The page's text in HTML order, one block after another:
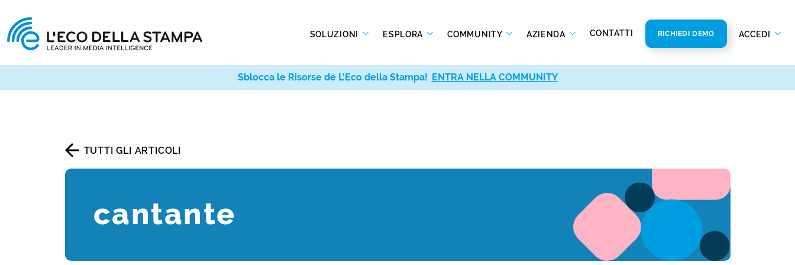
SOLUZIONI ESPLORA COMMUNITY AZIENDA CONTATTI RICHIEDI DEMO ACCEDI
TUTTI GLI ARTICOLI
cantante
Sblocca le Risorse de L’Eco della Stampa! ENTRA NELLA COMMUNITY